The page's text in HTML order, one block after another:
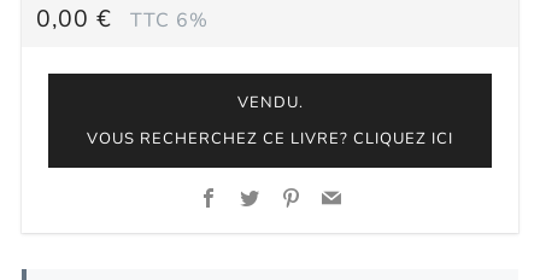
PRIX
0,00 € TTC 6%
VENDU.
VOUS RECHERCHEZ CE LIVRE? CLIQUEZ ICI
Facebook
TwitterPinterest
Email